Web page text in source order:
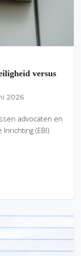
versus
2026
advocaten en
(EBI)